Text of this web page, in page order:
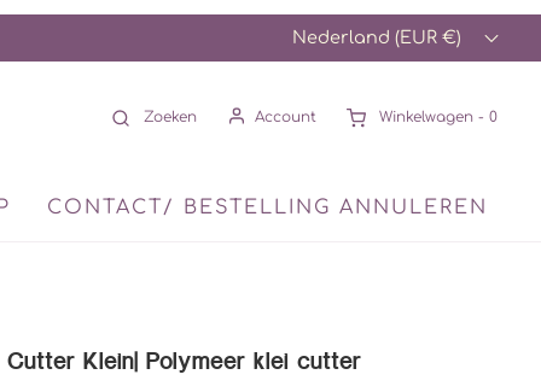
Nederland (EUR €)
Zoeken Account Winkelwagen - 0
CONTACT/ BESTELLING ANNULEREN
Klein| Polymeer klei cutter